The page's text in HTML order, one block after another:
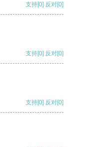
支持[0] 反对[0]
支持[0] 反对[0]
支持[0] 反对[0]